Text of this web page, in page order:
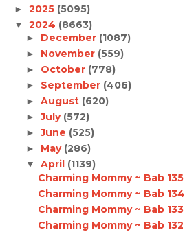
► 2025 (5095)
▼ 2024 (8663)
► December (1087)
► November (559)
► October (778)
► September (406)
► August (620)
►July (572)
►June (525)
► May (286)
▼ April (1139)
Charming Mommy ~ Bab 135
Charming Mommy ~ Bab 134
Charming Mommy ~ Bab 133
Charming Mommy ~ Bab 132